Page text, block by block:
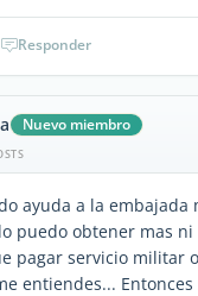
Responder
Nuevo miembro
ayuda a la embajada
puedo obtener mas
pagar servicio militar
entiendes... Entonces